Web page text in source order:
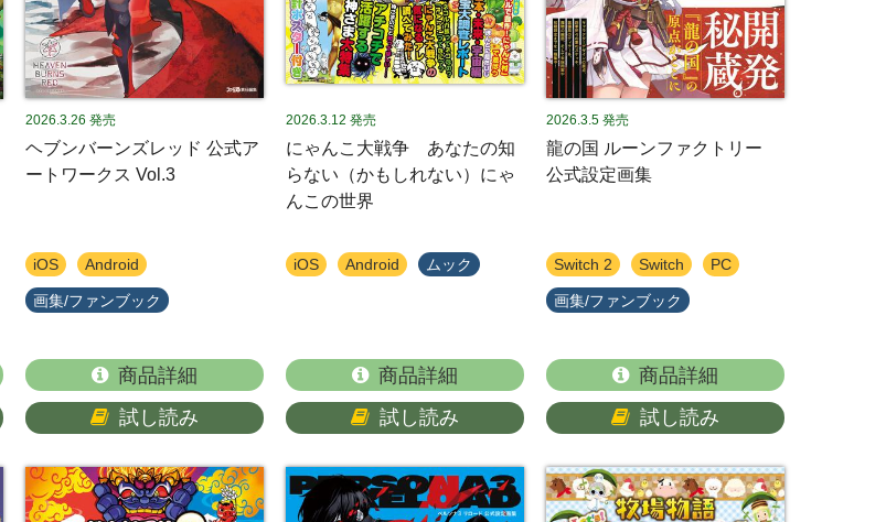
2026.3.26 発売
ヘブンバーンズレッド 公式ア
ートワークス Vol.3
iOS Android
画集/ファンブック
商品詳細
試し読み
2026.3.12 発売
にゃんこ大戦争 あなたの知
らない（かもしれない）にゃ
んこの世界
iOS Android ムック
商品詳細
試し読み
2026.3.5 発売
龍の国 ルーンファクトリー
公式設定画集
Switch 2 Switch PC
画集/ファンブック
商品詳細
試し読み